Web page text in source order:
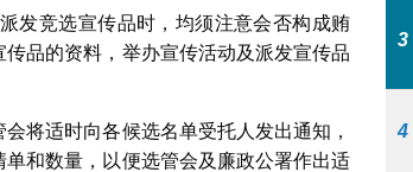
发竞选宣传品时，均须注意会否构成贿
品的资料，举办宣传活动及派发宣传品
将适时向各候选名单受托人发出通知，
和数量，以便选管会及廉政公署作出适
3
4